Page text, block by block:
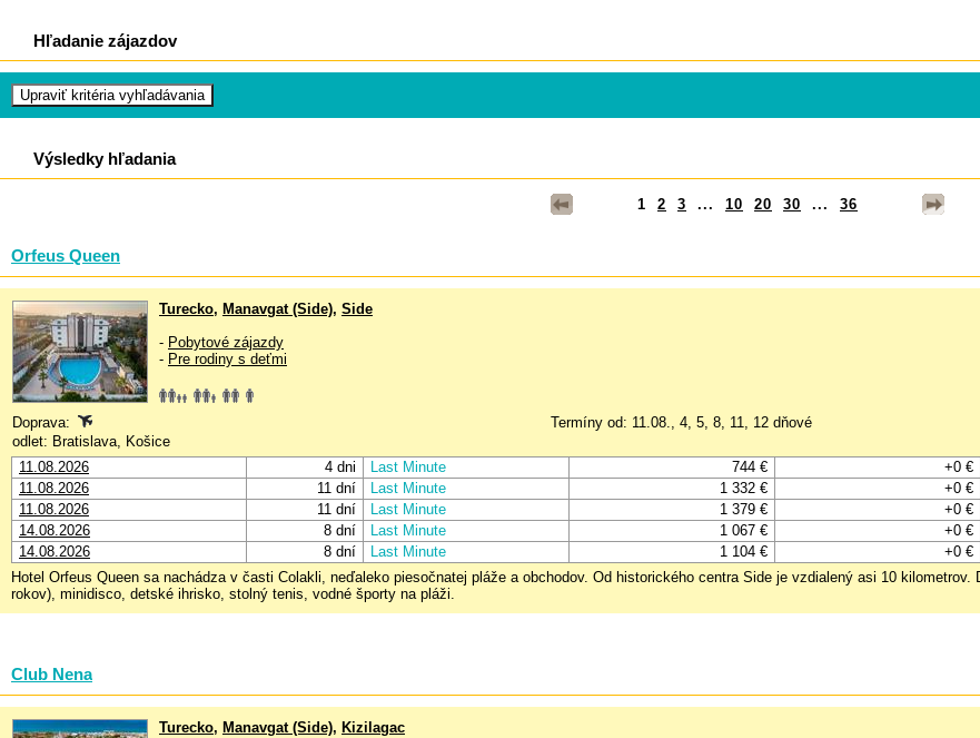
Hľadanie zájazdov
Výsledky hľadania
1 2 3 ... 10 20 30 ... 36
Orfeus Queen
Turecko, Manavgat (Side), Side
- Pobytové zájazdy
- Pre rodiny s deťmi
Doprava:
Termíny od: 11.08., 4, 5, 8, 11, 12 dňové
odlet: Bratislava, Košice
11.08.2026
4 dni Last Minute 744 € +0 €
11.08.2026
11 dní Last Minute 1 332 € +0 €
11.08.2026
11 dní Last Minute 1 379 € +0 €
14.08.2026
8 dní Last Minute 1 067 € +0 €
14.08.2026
8 dní Last Minute 1 104 € +0 €
Hotel Orfeus Queen sa nachádza v časti Colakli, neďaleko piesočnatej pláže a obchodov. Od historického centra Side je vzdialený asi 10
rokov), minidisco, detské ihrisko, stolný tenis, vodné športy na pláži.
Club Nena
Turecko, Manavgat (Side), Kizilagac